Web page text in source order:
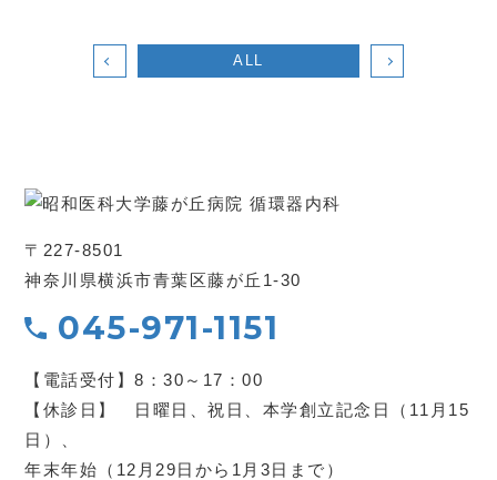
ALL
〒227-8501
神奈川県横浜市青葉区藤が丘1-30
045-971-1151
【電話受付】8：30～17：00
【休診日】 日曜日、祝日、本学創立記念日（11月15
日）、
年末年始（12月29日から1月3日まで）